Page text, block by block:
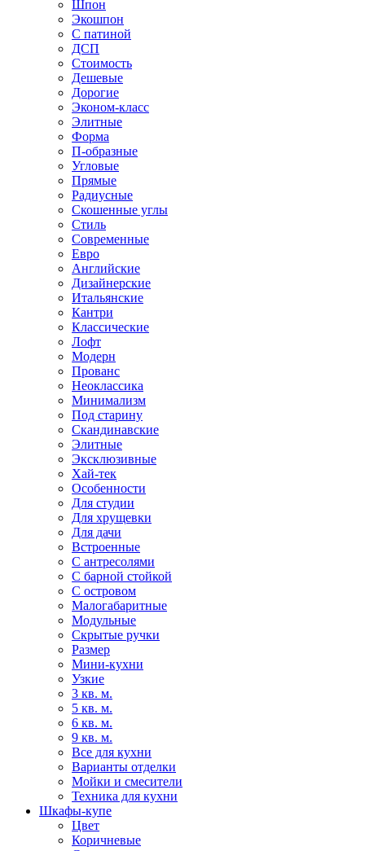
Шпон
Экошпон
С патиной
ДСП
Стоимость
Дешевые
Дорогие
Эконом-класс
Элитные
Форма
П-образные
Угловые
Прямые
Радиусные
Скошенные углы
Стиль
Современные
Евро
Английские
Дизайнерские
Итальянские
Кантри
Классические
Лофт
Модерн
Прованс
Неоклассика
Минимализм
Под старину
Скандинавские
Элитные
Эксклюзивные
Хай-тек
Особенности
Для студии
Для хрущевки
Для дачи
Встроенные
С антресолями
С барной стойкой
С островом
Малогабаритные
Модульные
Скрытые ручки
Размер
Мини-кухни
Узкие
3 кв. м.
5 кв. м.
6 кв. м.
9 кв. м.
Все для кухни
Варианты отделки
Мойки и смесители
Техника для кухни
Шкафы-купе
Цвет
Коричневые